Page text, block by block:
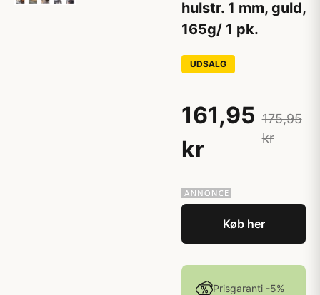
hulstr. 1 mm, guld,
165g/ 1 pk.
UDSALG
161,95
kr
175,95
kr
Køb her
Prisgaranti -5%